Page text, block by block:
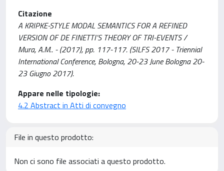
Citazione
A KRIPKE-STYLE MODAL SEMANTICS FOR A REFINED
VERSION OF DE FINETTI’S THEORY OF TRI-EVENTS /
Mura, A.M.. - (2017), pp. 117-117. (SILFS 2017 - Triennial
International Conference, Bologna, 20-23 June Bologna 20-
23 Giugno 2017).
Appare nelle tipologie:
4.2 Abstract in Atti di convegno
File in questo prodotto:
Non ci sono file associati a questo prodotto.